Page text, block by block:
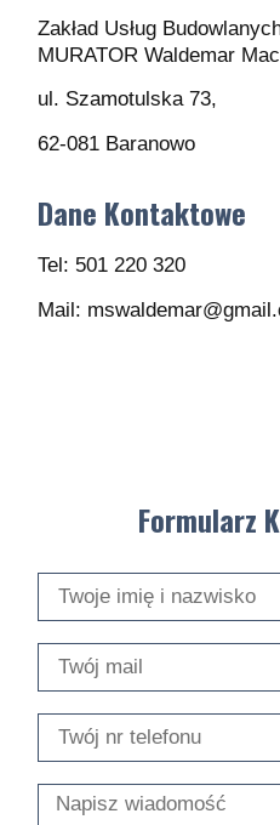
Zakład Usług
MURATOR Waldemar
ul. Szamotulska 73,
62-081 Baranowo
Dane Kontaktowe
Tel: 501 220 320
Mail:
Formularz